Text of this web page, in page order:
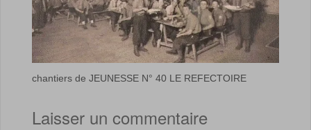
chantiers de JEUNESSE N° 40 LE REFECTOIRE
Laisser un commentaire